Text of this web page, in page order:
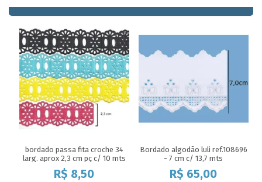
bordado passa fita croche 34
larg. aprox 2,3 cm pç c/ 10 mts
R$ 8,50
Bordado algodão luli ref.108696
- 7 cm c/ 13,7 mts
R$ 65,00